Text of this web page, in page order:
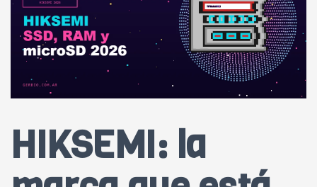
HIKSEMI: la